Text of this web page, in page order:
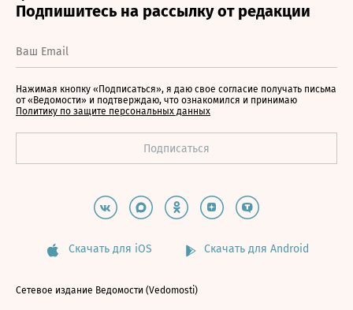
Нажимая кнопку «Подписаться», я даю свое согласие получать письма
от «Ведомости» и подтверждаю, что ознакомился и принимаю
Политику по защите персональных данных
Скачать для iOS Скачать для Android
Сетевое издание Ведомости (Vedomosti)